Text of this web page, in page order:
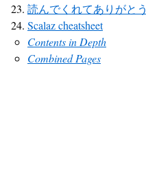
読んでくれてありがとう
Scalaz cheatsheet
Contents in Depth
Combined Pages